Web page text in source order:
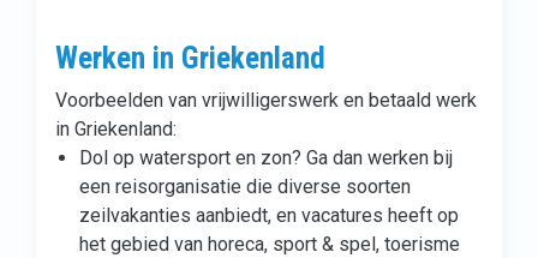
Werken in Griekenland
Voorbeelden van vrijwilligerswerk en betaald werk
in Griekenland:
Dol op watersport en zon? Ga dan werken bij
een reisorganisatie die diverse soorten
zeilvakanties aanbiedt, en vacatures heeft op
het gebied van horeca, sport & spel, toerisme